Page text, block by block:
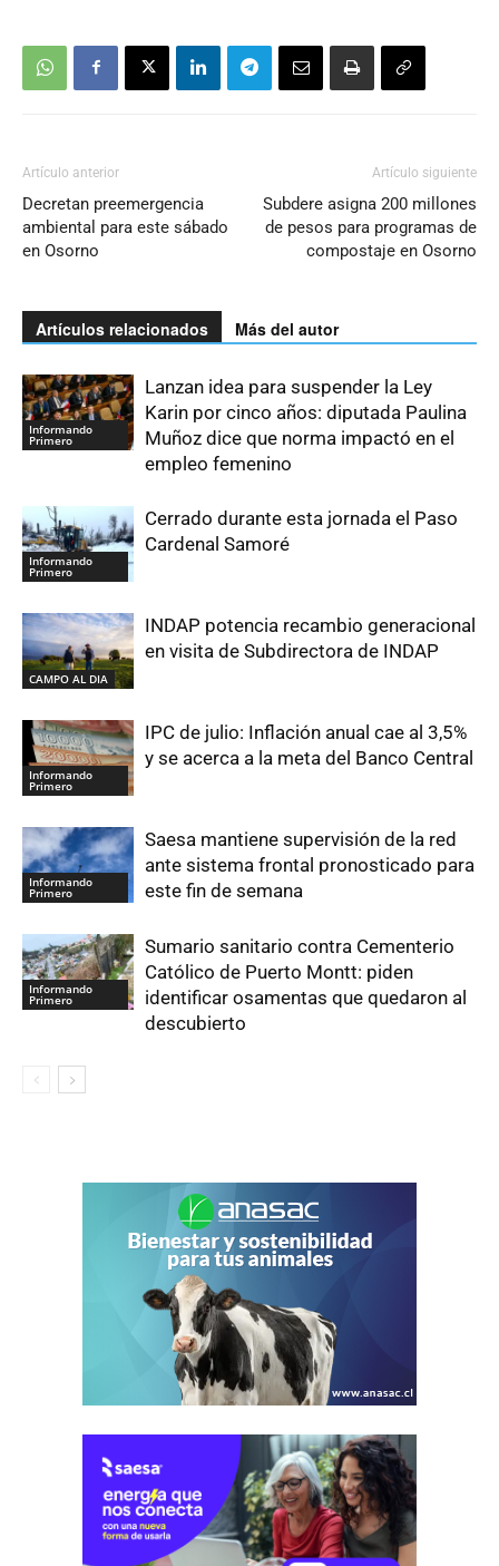
Artículo anterior
Decretan preemergencia
ambiental para este sábado
en Osorno
Artículo siguiente
Subdere asigna 200 millones
de pesos para programas de
compostaje en Osorno
Artículos relacionados Más del autor
Informando
Primero
Lanzan idea para suspender la Ley
Karin por cinco años: diputada Paulina
Muñoz dice que norma impactó en el
empleo femenino
Informando
Primero
Cerrado durante esta jornada el Paso
Cardenal Samoré
CAMPO AL DIA
INDAP potencia recambio generacional
en visita de Subdirectora de INDAP
Informando
Primero
IPC de julio: Inflación anual cae al 3,5%
y se acerca a la meta del Banco Central
Informando
Primero
Saesa mantiene supervisión de la red
ante sistema frontal pronosticado para
este fin de semana
Informando
Primero
Sumario sanitario contra Cementerio
Católico de Puerto Montt: piden
identificar osamentas que quedaron al
descubierto